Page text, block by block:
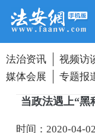
法治资讯 视频访
媒体会展
专题报
当政法遇上“
时间：2020-04-